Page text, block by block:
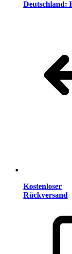
Deutschland:
Kostenloser
Rückversand